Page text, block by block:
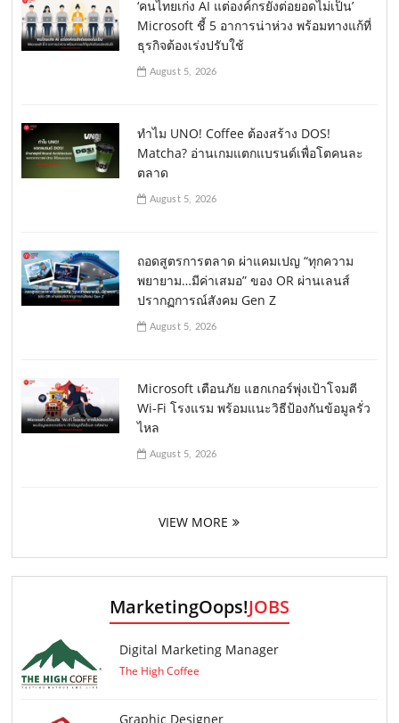
‘คนไทยเก่ง AI แต่องค์กรยังต่อยอดไม่เป็น’
Microsoft ชี้ 5 อาการน่าห่วง พร้อมทางแก้ที่
ธุรกิจต้องเร่งปรับใช้
August 5, 2026
ทำไม UNO! Coffee ต้องสร้าง DOS!
Matcha? อ่านเกมแตกแบรนด์เพื่อโตคนละ
ตลาด
August 5, 2026
ถอดสูตรการตลาด ผ่าแคมเปญ “ทุกความ
พยายาม…มีค่าเสมอ” ของ OR ผ่านเลนส์
ปรากฏการณ์สังคม Gen Z
August 5, 2026
Microsoft เตือนภัย แฮกเกอร์พุ่งเป้าโจมตี
Wi-Fi โรงแรม พร้อมแนะวิธีป้องกันข้อมูลรั่ว
ไหล
August 5, 2026
VIEW MORE
MarketingOops!JOBS
Digital Marketing Manager
The High Coffee
Graphic Designer